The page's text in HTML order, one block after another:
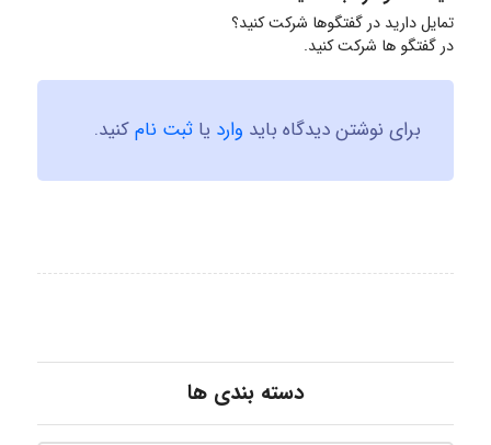
تمایل دارید در گفتگوها شرکت کنید؟
در گفتگو ها شرکت کنید.
برای نوشتن دیدگاه باید وارد یا ثبت نامکنید.
دسته بندی ها